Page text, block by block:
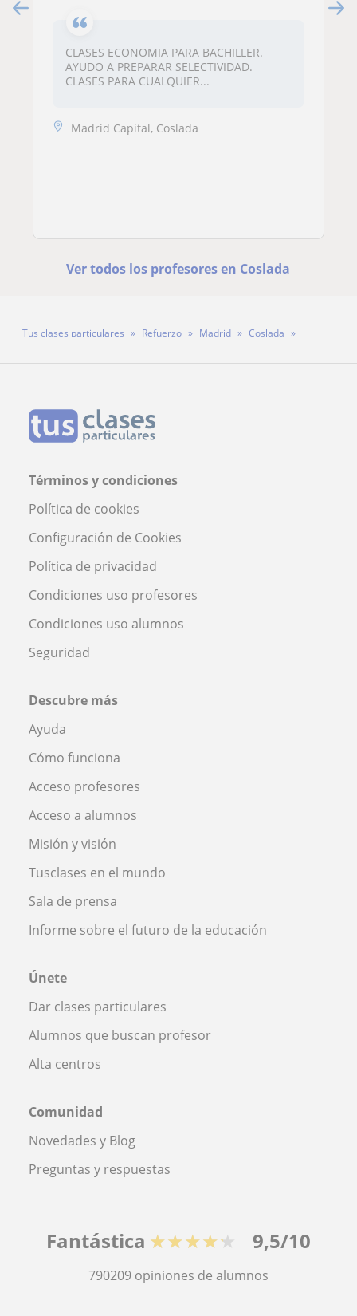
CLASES ECONOMIA PARA BACHILLER.
AYUDO A PREPARAR SELECTIVIDAD.
CLASES PARA CUALQUIER...
Madrid Capital, Coslada
Ver todos los profesores en Coslada
Tus clases particulares Refuerzo Madrid
Coslada
Términos y condiciones
Política de cookies
Configuración de Cookies
Política de privacidad
Condiciones uso profesores
Condiciones uso alumnos
Seguridad
Descubre más
Ayuda
Cómo funciona
Acceso profesores
Acceso a alumnos
Misión y visión
Tusclases en el mundo
Sala de prensa
Informe sobre el futuro de la educación
Únete
Dar clases particulares
Alumnos que buscan profesor
Alta centros
Comunidad
Novedades y Blog
Preguntas y respuestas
Fantástica ★★★★★ 9,5/10
790209 opiniones de alumnos